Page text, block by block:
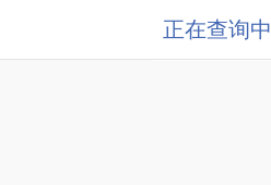
正在查询中